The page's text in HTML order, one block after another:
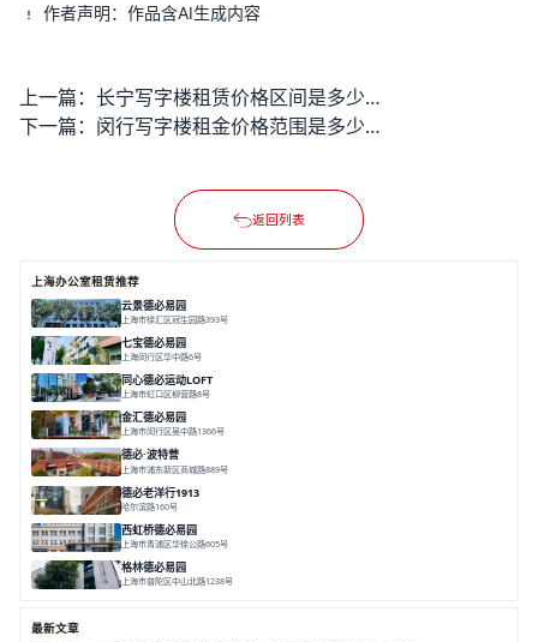
作者声明：作品含AI生成内容
上一篇：
长宁写字楼租赁价格区间是多少？
下一篇：
闵行写字楼租金价格范围是多少？
返回列表
上海办公室租赁推荐
云景德必易园
上海市徐汇区冠生园路393号
七宝德必易园
上海闵行区华中路6号
同心德必运动LOFT
上海市虹口区柳营路8号
金汇德必易园
上海市闵行区吴中路1366号
德必·波特营
上海市浦东新区商城路889号
德必老洋行1913
哈尔滨路160号
西虹桥德必易园
上海市青浦区华徐公路605号
格林德必易园
上海市普陀区中山北路1238号
最新文章